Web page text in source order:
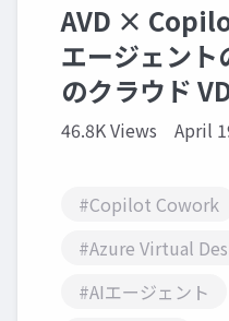
AVD ×
エージェント
のクラウド
46.8K Views April
#Copilot Cowork
#Azure Virtual
#AIエージェント